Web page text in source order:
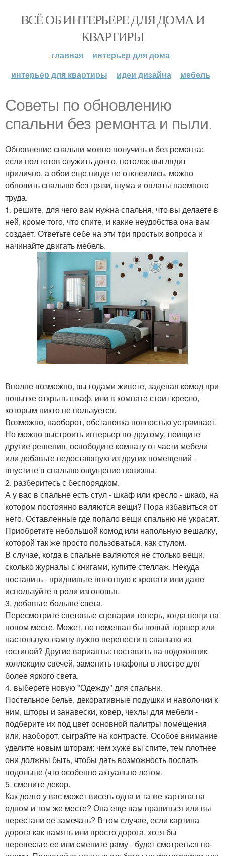
ВСЁ ОБ ИНТЕРЬЕРЕ ДЛЯ ДОМА И
КВАРТИРЫ
главная
интерьер для дома
интерьер для квартиры
идеи дизайна мебель
Советы по обновлению
спальни без ремонта и пыли.
Обновление спальни можно получить и без ремонта:
если пол готов служить долго, потолок выглядит
прилично, а обои еще нигде не отклеились, можно
обновить спальню без грязи, шума и оплаты наемного
труда.
1. решите, для чего вам нужна спальня, что вы делаете в
ней, кроме того, что спите, и какие неудобства она вам
создает. Ответьте себе на эти три простых вопроса и
начинайте двигать мебель.
Вполне возможно, вы годами живете, задевая комод при
попытке открыть шкаф, или в комнате стоит кресло,
которым никто не пользуется.
Возможно, наоборот, обстановка полностью устраивает.
Но можно выстроить интерьер по-другому, поищите
другие решения, освободите комнату от части мебели
или добавьте недостающую из других помещений -
впустите в спальню ощущение новизны.
2. разберитесь с беспорядком.
А у вас в спальне есть стул - шкаф или кресло - шкаф, на
котором постоянно валяются вещи? Пора избавиться от
него. Оставленные где попало вещи спальню не украсят.
Приобретите небольшой комод или напольную вешалку,
которой так же просто пользоваться, как стулом.
В случае, когда в спальне валяются не столько вещи,
сколько журналы с книгами, купите стеллаж. Некуда
поставить - придвиньте вплотную к кровати или даже
используйте в роли изголовья.
3. добавьте больше света.
Пересмотрите световые сценарии теперь, когда вещи на
новом месте. Может, не помешал бы новый торшер или
настольную лампу нужно перенести в спальню из
гостиной? Другие варианты: поставить на подоконник
коллекцию свечей, заменить плафоны в люстре для
более яркого света.
4. выберете новую "Одежду" для спальни.
Постельное белье, декоративные подушки и наволочки к
ним, шторы и занавески, ковер, чехлы для мебели -
подберите их под цвет основной палитры помещения
или, наоборот, сыграйте на контрасте. Особое внимание
уделите новым шторам: чем хуже вы спите, тем плотнее
они должны быть, чтобы дать возможность поспать
подольше (что особенно актуально летом.
5. смените декор.
Как долго у вас может висеть одна и та же картина на
одном и том же месте? Она еще вам нравиться или вы
перестали ее замечать? В том случае, если картина
дорога как память или просто дорога, хотя бы
перевесьте ее или смените раму - будет смотреться по-